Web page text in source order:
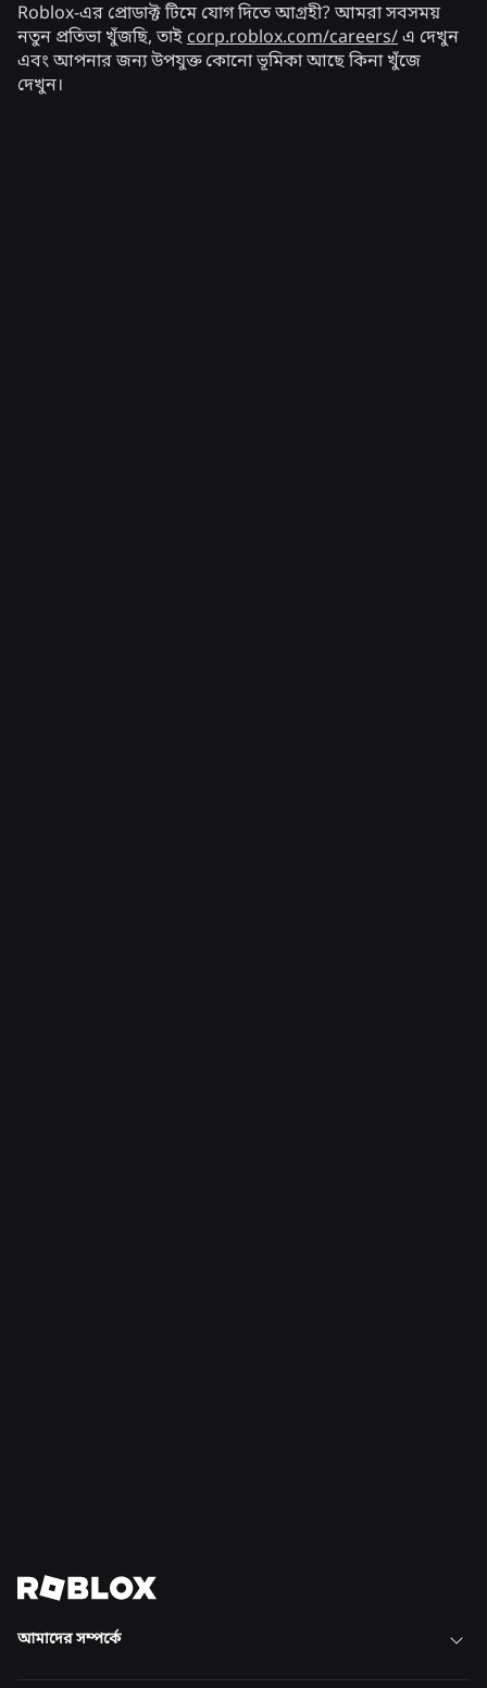
Roblox-এর প্রোডাক্ট টিমে যোগ দিতে আগ্রহী? আমরা সবসময়
নতুন প্রতিভা খুঁজছি, তাইcorp.roblox.com/careers/এ দেখুন
এবং আপনার জন্য উপযুক্ত কোনো ভূমিকা আছে কিনা খুঁজে
দেখুন।
আমাদের সম্পর্কে